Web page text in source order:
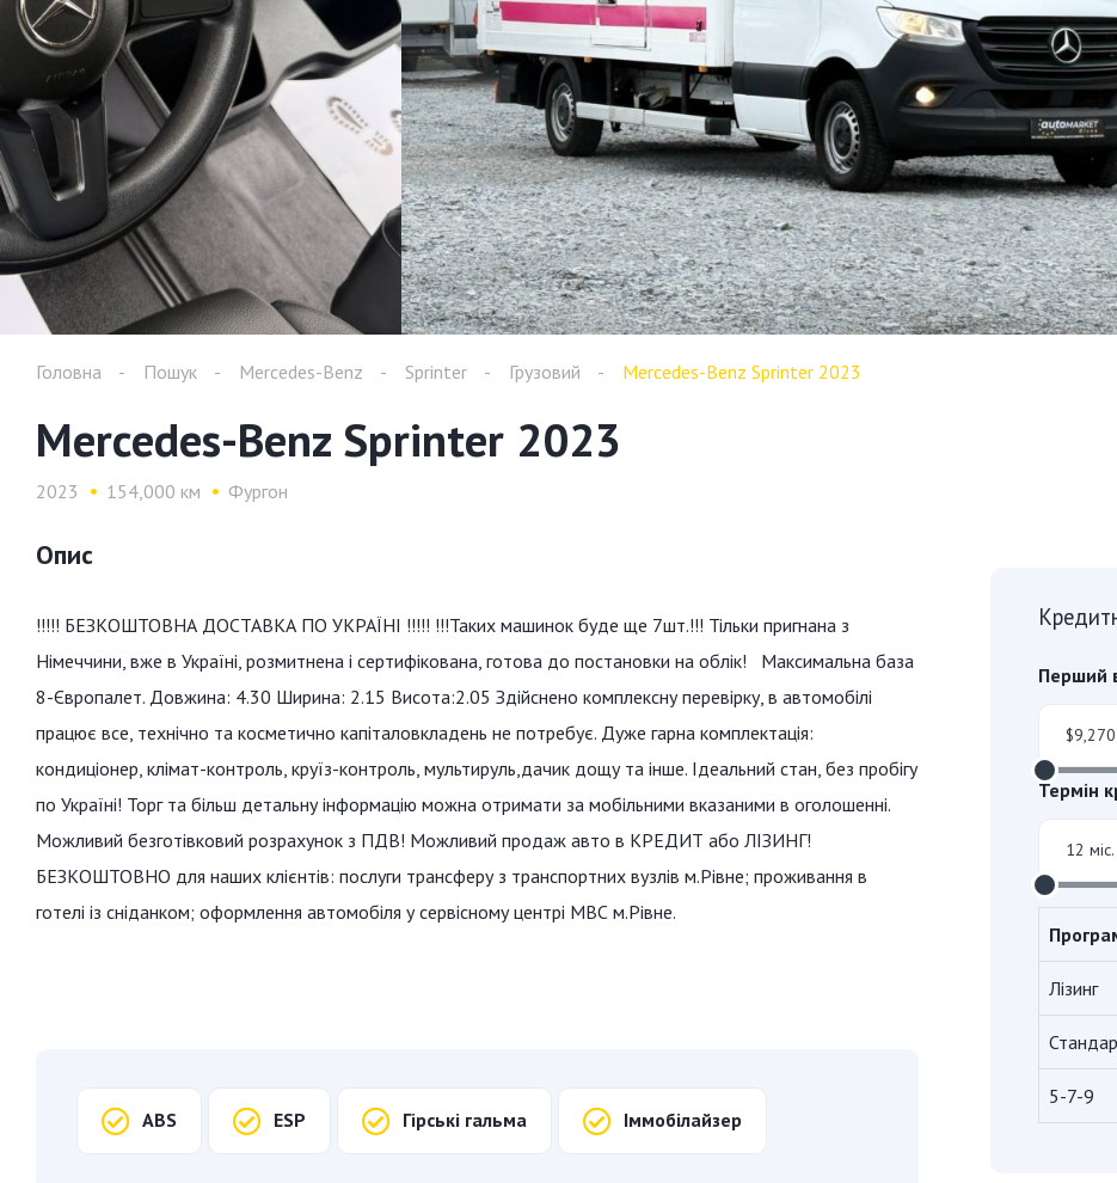
Головна Пошук Mercedes-Benz Sprinter Грузовий Mercedes-Benz Sprinter 2023
Mercedes-Benz Sprinter 2023
2023 154,000 км Фургон
Опис
!!!!! БЕЗКОШТОВНА ДОСТАВКА ПО УКРАЇНІ !!!!! !!!Таких машинок буде ще 7шт.!!! Тільки пригнана з
Німеччини, вже в Україні, розмитнена і сертифікована, готова до постановки на облік! Максимальна база
8-Європалет. Довжина: 4.30 Ширина: 2.15 Висота:2.05 Здійснено комплексну перевірку, в автомобілі
працює все, технічно та косметично капіталовкладень не потребує. Дуже гарна комплектація:
кондиціонер, клімат-контроль, круїз-контроль, мультируль,дачик дощу та інше. Ідеальний стан, без пробігу
по Україні! Торг та більш детальну інформацію можна отримати за мобільними вказаними в оголошенні.
Можливий безготівковий розрахунок з ПДВ! Можливий продаж авто в КРЕДИТ або ЛІЗИНГ!
БЕЗКОШТОВНО для наших клієнтів: послуги трансферу з транспортних вузлів м.Рівне; проживання в
готелі із сніданком; оформлення автомобіля у сервісному центрі МВС м.Рівне.
ABS ESP Гірські гальма Іммобілайзер
Перший
Термін
Лізинг
5-7-9